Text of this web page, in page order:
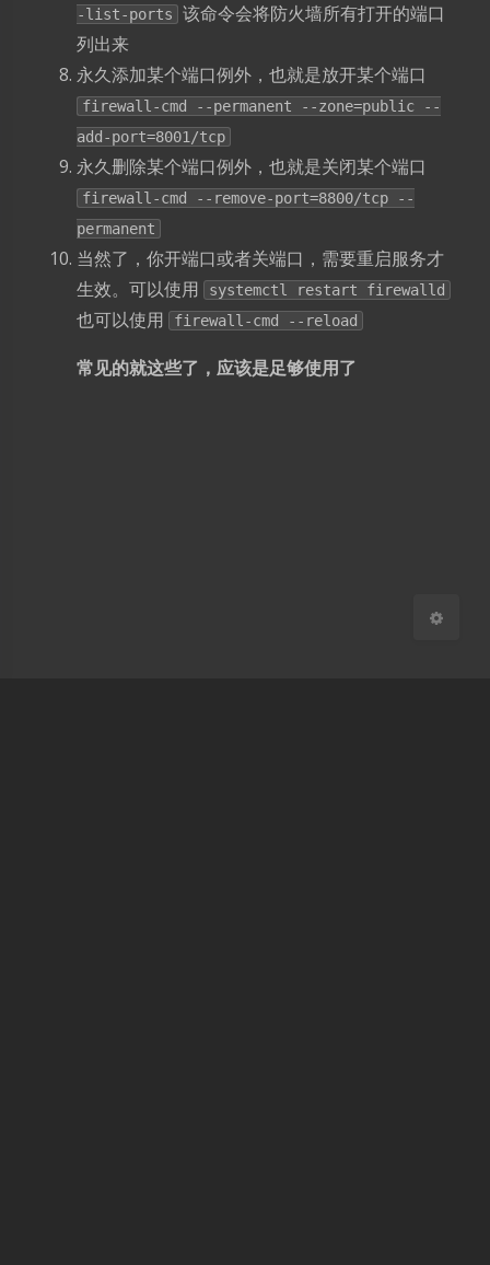
夜间模式
-list-ports
该命令会将防火墙所有打开的端口
列出来
永久添加某个端口例外，也就是放开某个端口
firewall-cmd --permanent --zone=public --
add-port=8001/tcp
永久删除某个端口例外，也就是关闭某个端口
firewall-cmd --remove-port=8800/tcp --
permanent
当然了，你开端口或者关端口，需要重启服务才
生效。可以使用
systemctl restart firewalld
也可以使用 firewall-cmd --reload
常见的就这些了，应该是足够使用了